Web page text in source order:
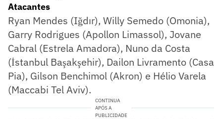
Atacantes
Ryan Mendes (Iğdır), Willy Semedo (Omonia),
Garry Rodrigues (Apollon Limassol), Jovane
Cabral (Estrela Amadora), Nuno da Costa
(İstanbul Başakşehir), Dailon Livramento (Casa
Pia), Gilson Benchimol (Akron) e Hélio Varela
(Maccabi Tel Aviv).
CONTINUA
APÓS A
PUBLICIDADE